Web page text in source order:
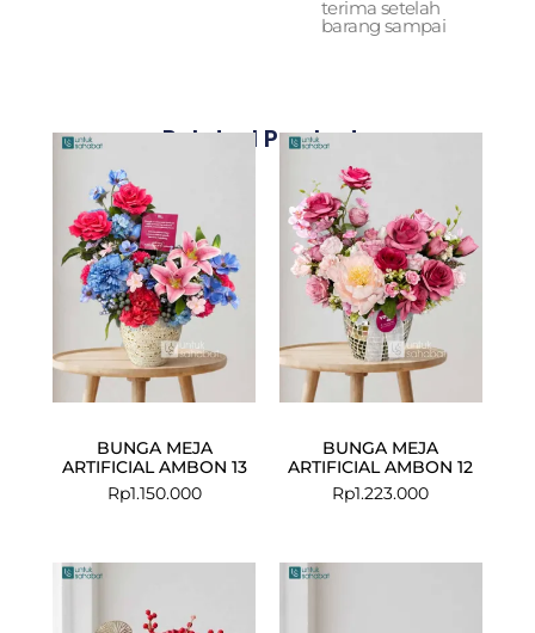
terima setelah
barang sampai
Related Products
BUNGA MEJA
ARTIFICIAL AMBON 13
Rp1.150.000
BUNGA MEJA
ARTIFICIAL AMBON 12
Rp1.223.000